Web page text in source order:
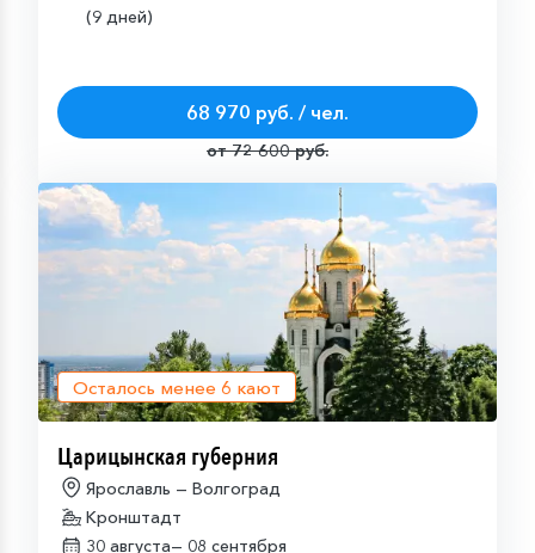
(9 дней)
68 970 руб. / чел.
от 72 600 руб.
Осталось менее 6 кают
Царицынская губерния
Ярославль — Волгоград
Кронштадт
30 августа— 08 сентября